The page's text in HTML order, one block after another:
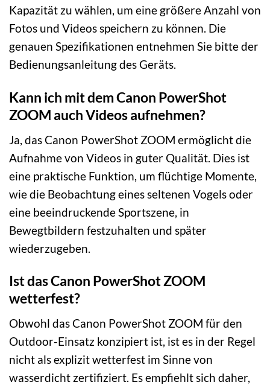
Kapazität zu wählen, um eine größere Anzahl von
Fotos und Videos speichern zu können. Die
genauen Spezifikationen entnehmen Sie bitte der
Bedienungsanleitung des Geräts.
Kann ich mit dem Canon PowerShot
ZOOM auch Videos aufnehmen?
Ja, das Canon PowerShot ZOOM ermöglicht die
Aufnahme von Videos in guter Qualität. Dies ist
eine praktische Funktion, um flüchtige Momente,
wie die Beobachtung eines seltenen Vogels oder
eine beeindruckende Sportszene, in
Bewegtbildern festzuhalten und später
wiederzugeben.
Ist das Canon PowerShot ZOOM
wetterfest?
Obwohl das Canon PowerShot ZOOM für den
Outdoor-Einsatz konzipiert ist, ist es in der Regel
nicht als explizit wetterfest im Sinne von
wasserdicht zertifiziert. Es empfiehlt sich daher,